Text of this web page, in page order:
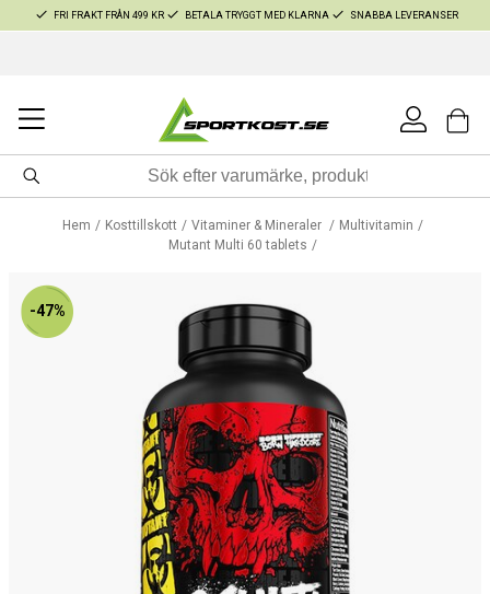
FRI FRAKT FRÅN 499 KR BETALA TRYGGT MED KLARNA SNABBA LEVERANSER
Hem Kosttillskott Vitaminer & Mineraler
Multivitamin
Mutant Multi 60 tablets
-47%